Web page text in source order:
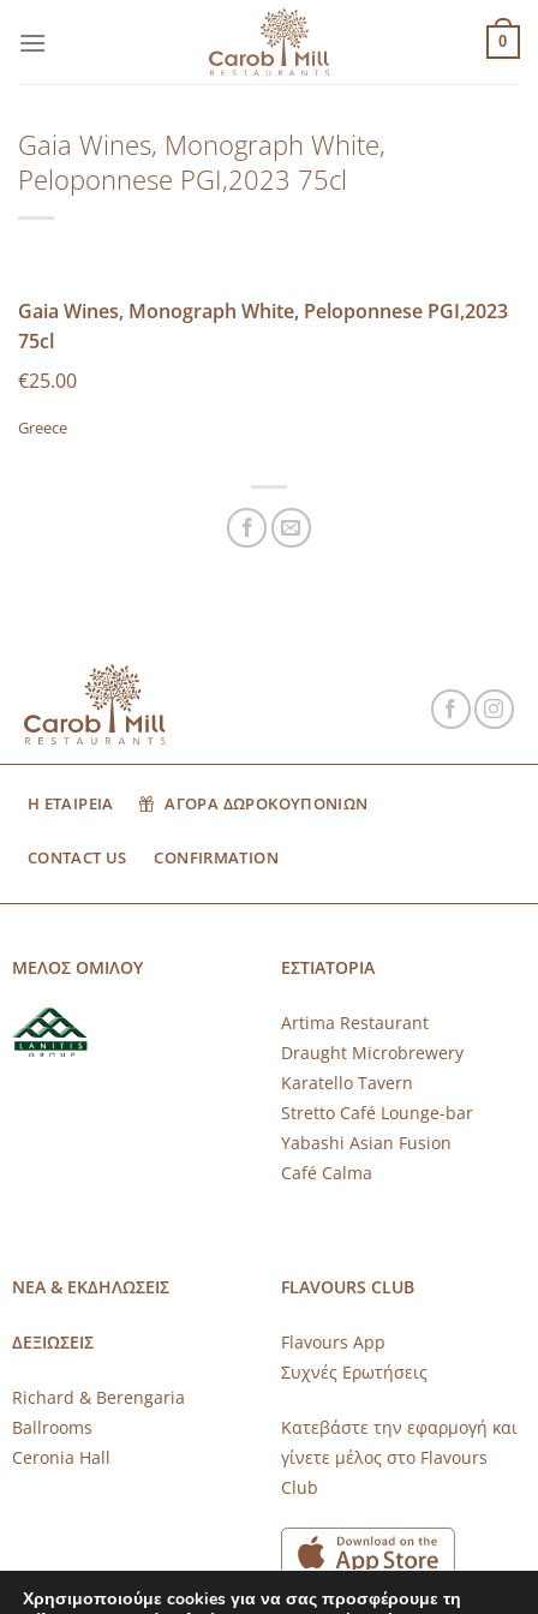
στο
0
Gaia Wines, Monograph White,
Peloponnese PGI,2023 75cl
Gaia Wines, Monograph White, Peloponnese PGI,2023
75cl
€25.00
Greece
Η ΕΤΑΙΡΕΙΑ ΑΓΟΡΑ ΔΩΡΟΚΟΥΠΟΝΙΩΝ
CONTACT US CONFIRMATION
ΜΕΛΟΣ ΟΜΙΛΟΥ ΕΣΤΙΑΤΟΡΙΑ
Artima Restaurant
Draught Microbrewery
Karatello Tavern
Stretto Café Lounge-bar
Yabashi Asian Fusion
Café Calma
ΝΕΑ & ΕΚΔΗΛΩΣΕΙΣ
ΔΕΞΙΩΣΕΙΣ
Richard & Berengaria
Ballrooms
Ceronia Hall
FLAVOURS CLUB
Flavours App
Συχνές Ερωτήσεις
Κατεβάστε την εφαρμογή και
γίνετε μέλος στο Flavours
Club
Χρησιμοποιούμε cookies για να σας προσφέρουμε τη